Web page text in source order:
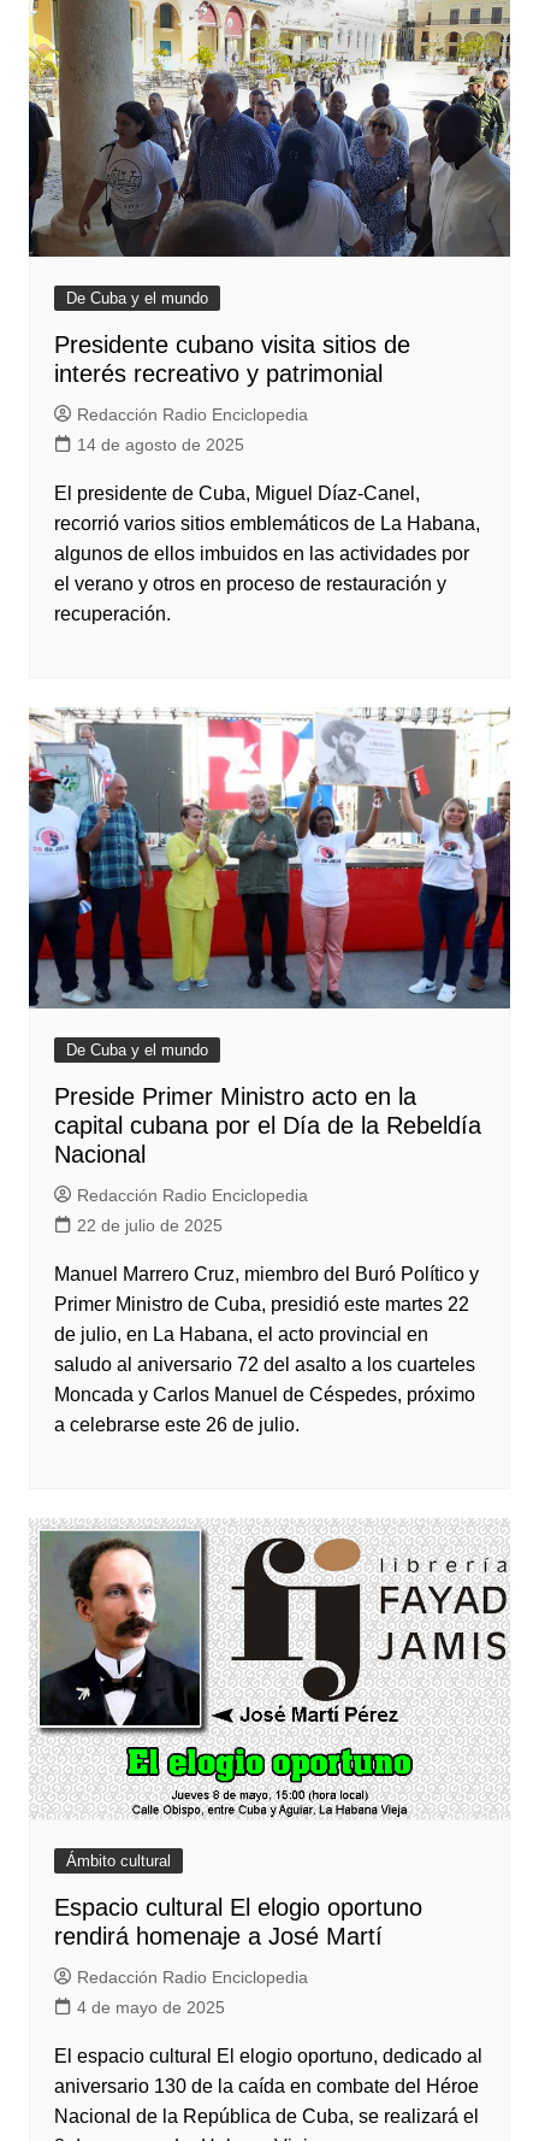
De Cuba y el mundo
Presidente cubano visita sitios de
interés recreativo y patrimonial
Redacción Radio Enciclopedia
14 de agosto de 2025
El presidente de Cuba, Miguel Díaz-Canel,
recorrió varios sitios emblemáticos de La Habana,
algunos de ellos imbuidos en las actividades por
el verano y otros en proceso de restauración y
recuperación.
De Cuba y el mundo
Preside Primer Ministro acto en la
capital cubana por el Día de la Rebeldía
Nacional
Redacción Radio Enciclopedia
22 de julio de 2025
Manuel Marrero Cruz, miembro del Buró Político y
Primer Ministro de Cuba, presidió este martes 22
de julio, en La Habana, el acto provincial en
saludo al aniversario 72 del asalto a los cuarteles
Moncada y Carlos Manuel de Céspedes, próximo
a celebrarse este 26 de julio.
Ámbito cultural
Espacio cultural El elogio oportuno
rendirá homenaje a José Martí
Redacción Radio Enciclopedia
4 de mayo de 2025
El espacio cultural El elogio oportuno, dedicado al
aniversario 130 de la caída en combate del Héroe
Nacional de la República de Cuba, se realizará el